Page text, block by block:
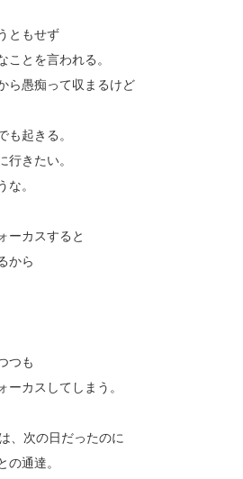
ともせず
ことを言われる。
ら愚痴って収まるけど
も起きる。
行きたい。
な。
ーカスすると
から
つも
ーカスしてしまう。
、次の日だったのに
の通達。